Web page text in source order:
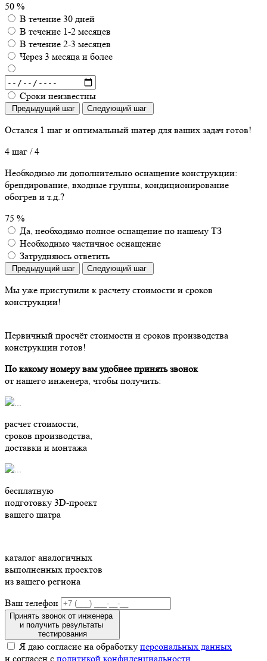
50 %
В течение 30 дней
В течение 1-2 месяцев
В течение 2-3 месяцев
Через 3 месяца и более
Сроки неизвестны
Предыдущий шаг Следующий шаг
Остался 1 шаг и оптимальный шатер для ваших задач готов!
4 шаг / 4
Необходимо ли дополнительно оснащение конструкции:
брендирование, входные группы, кондиционирование
обогрев и т.д.?
75 %
Да, необходимо полное оснащение по нашему ТЗ
Необходимо частичное оснащение
Затрудняюсь ответить
Предыдущий шаг Следующий шаг
Мы уже приступили к расчету стоимости и сроков
конструкции!
Первичный просчёт стоимости и сроков производства
конструкции готов!
По какому номеру вам удобнее принять звонок
от нашего инженера, чтобы получить:
расчет стоимости,
сроков производства,
доставки и монтажа
бесплатную
подготовку 3D-проект
вашего шатра
каталог аналогичных
выполненных проектов
из вашего региона
Ваш телефон
Принять звонок от инженера
и получить результаты
тестирования
Я даю согласие на обработку персональных данных
и согласен с политикой конфиденциальности